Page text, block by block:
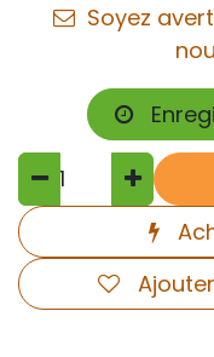
Soyez